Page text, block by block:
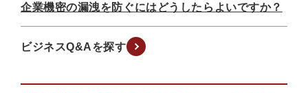
企業機密の漏洩を防ぐにはどうしたらよいですか？
ビジネスQ&Aを探す